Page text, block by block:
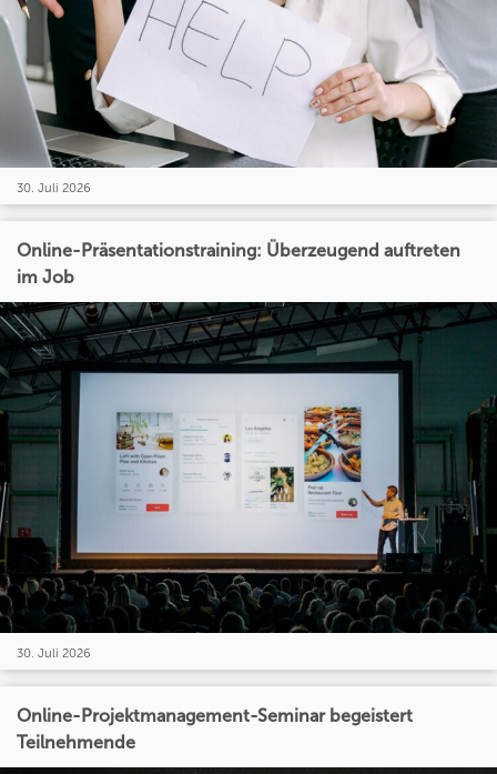
30. Juli 2026
Online-Präsentationstraining: Überzeugend auftreten
im Job
30. Juli 2026
Online-Projektmanagement-Seminar begeistert
Teilnehmende